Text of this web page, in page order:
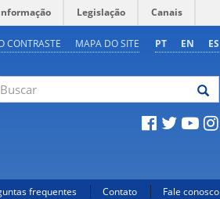
Legislação Canais
PT EN ES
CONTRASTE MAPA DO SITE
frequentes Contato Fale conosco